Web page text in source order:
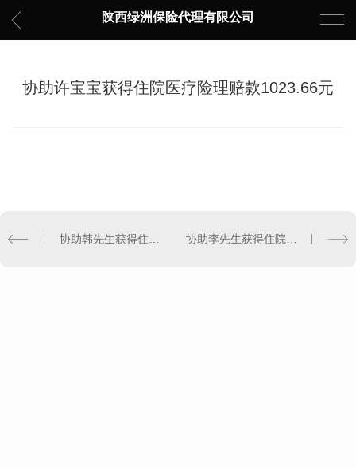
陕西绿洲保险代理有限公司
协助许宝宝获得住院医疗险理赔款1023.66元